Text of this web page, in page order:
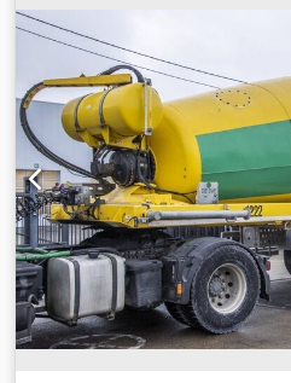
pneus: 425/65R22,5 Dcsdpfx
Pneumática Tração: Rodas PBT: